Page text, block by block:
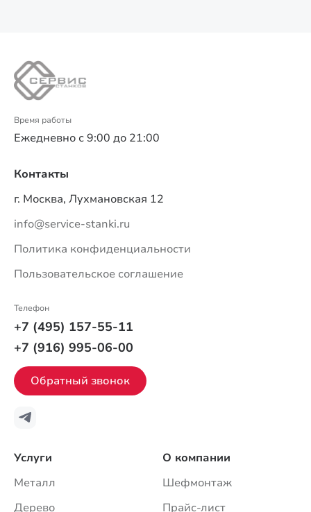
Время работы
Ежедневно с 9:00 до 21:00
Услуги
Металл
Дерево
О компании
Шефмонтаж
Прайс-лист
Контакты
г. Москва, Лухмановская 12
info@service-stanki.ru
Политика конфиденциальности
Пользовательское соглашение
Телефон
+7 (495) 157-55-11
+7 (916) 995-06-00
Обратный звонок